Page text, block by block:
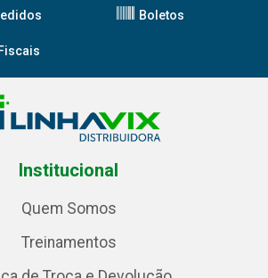
Boletos
Institucional
Quem Somos
Treinamentos